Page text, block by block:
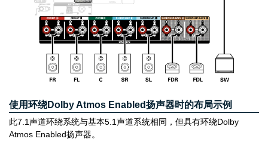
使用环绕Dolby Atmos Enabled扬声器时的布局示例
此7.1声道环绕系统与基本5.1声道系统相同，但具有环绕Dolby
Atmos Enabled扬声器。